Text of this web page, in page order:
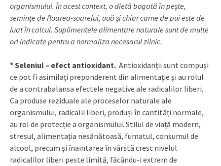
organismului. În acest context, o dietă bogată în pește,
semințe de floarea-soarelui, ouă și chiar carne de pui este de
luat în calcul. Suplimentele alimentare naturale sunt de multe
ori indicate pentru a normaliza necesarul zilnic.
* Seleniul – efect antioxidant. Antioxidanții sunt compuși
ce pot fi asimilați preponderent din alimentație și au rolul
de a contrabalansa efectele negative ale radicalilor liberi.
Ca produse reziduale ale proceselor naturale ale
organismului, radicalii liberi, produși în cantități normale,
au rol de protecție a organismului. Stilul de viață modern,
stresul, alimentația nesănătoasă, fumatul, consumul de
alcool, precum și înaintarea în vârstă cresc nivelul
radicalilor liberi peste limită, făcându-i extrem de